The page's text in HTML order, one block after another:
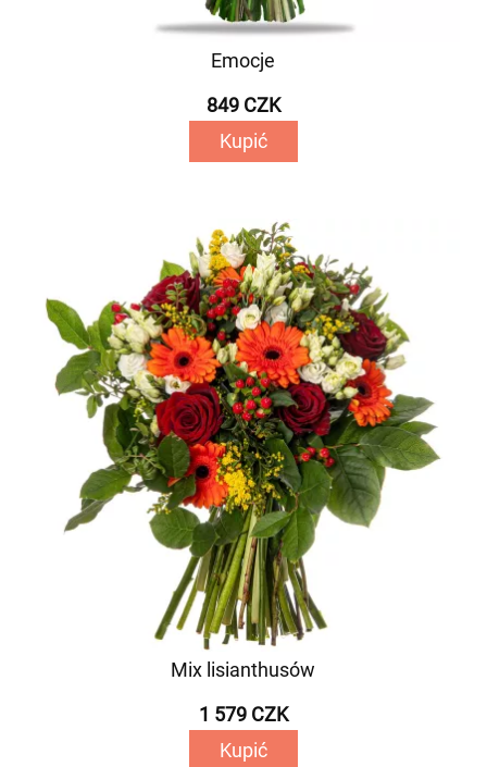
Emocje
849 CZK
Kupić
Mix lisianthusów
1 579 CZK
Kupić